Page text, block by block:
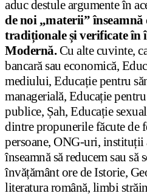
aduc destule argumente în
de noi „materii”
tradiționale și verificate în
Modernă.Cu alte cuvinte,
bancară sau economică,
mediului, Educație pentru
managerială, Educație
publice, Șah, Educație
dintre propunerile făcute de
persoane, ONG-uri, instituții
înseamnă să reducem sau
învățământ ore de Istorie,
literatura română, limbi